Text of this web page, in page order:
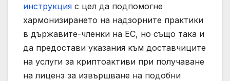
инструкция с цел да подпомогне
хармонизирането на надзорните практики
в държавите-членки на ЕС, но също така и
да предостави указания към доставчиците
на услуги за криптоактиви при получаване
на лиценз за извършване на подобни